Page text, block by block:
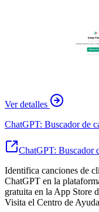
Ver detalles
ChatGPT: Buscador de
ChatGPT: Buscador
Identifica canciones de
ChatGPT en la
gratuita en la App Store
Visita el Centro de